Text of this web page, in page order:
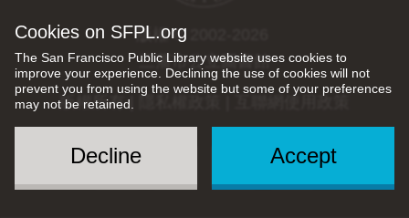
Cookies on SFPL.org
The San Francisco Public Library website uses cookies to
improve your experience. Declining the use of cookies will not
prevent you from using the website but some of your preferences
may not be retained.
Accept
Decline
版權 © 2002-2026
三藩市公立圖書館
版權所有 |
Social
Menu